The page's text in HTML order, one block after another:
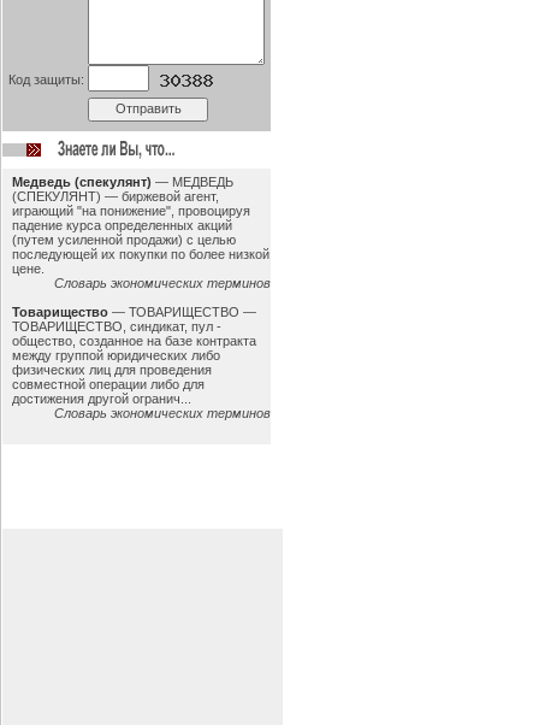
Код защиты:
Медведь (спекулянт) — МЕДВЕДЬ
(СПЕКУЛЯНТ) — биржевой агент,
играющий "на понижение", провоцируя
падение курса определенных акций
(путем усиленной продажи) с целью
последующей их покупки по более низкой
цене.
Словарь экономических терминов
Товарищество — ТОВАРИЩЕСТВО —
ТОВАРИЩЕСТВО, синдикат, пул -
общество, созданное на базе контракта
между группой юридических либо
физических лиц для проведения
совместной операции либо для
достижения другой огранич...
Словарь экономических терминов